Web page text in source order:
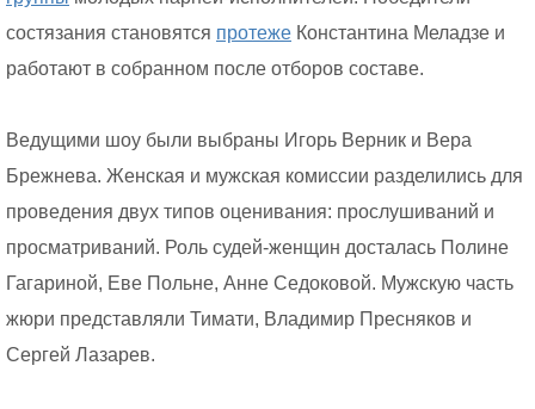
состязания становятся протеже Константина Меладзе и
работают в собранном после отборов составе.
Ведущими шоу были выбраны Игорь Верник и Вера
Брежнева. Женская и мужская комиссии разделились для
проведения двух типов оценивания: прослушиваний и
просматриваний. Роль судей-женщин досталась Полине
Гагариной, Еве Польне, Анне Седоковой. Мужскую часть
жюри представляли Тимати, Владимир Пресняков и
Сергей Лазарев.